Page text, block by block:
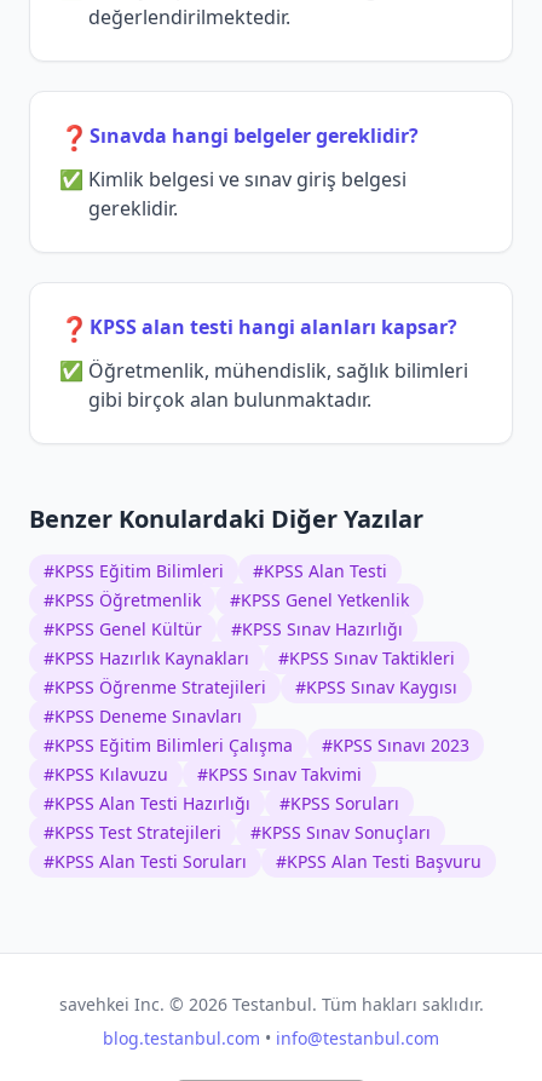
değerlendirilmektedir.
❓ Sınavda hangi belgeler gereklidir?
Kimlik belgesi ve sınav giriş belgesi
gereklidir.
❓ KPSS alan testi hangi alanları kapsar?
Öğretmenlik, mühendislik, sağlık bilimleri
gibi birçok alan bulunmaktadır.
Benzer Konulardaki Diğer Yazılar
#KPSS Eğitim Bilimleri #KPSS Alan Testi
#KPSS Öğretmenlik #KPSS Genel Yetkenlik
#KPSS Genel Kültür #KPSS Sınav Hazırlığı
#KPSS Hazırlık Kaynakları #KPSS Sınav Taktikleri
#KPSS Öğrenme Stratejileri #KPSS Sınav Kaygısı
#KPSS Deneme Sınavları
#KPSS Eğitim Bilimleri Çalışma #KPSS Sınavı 2023
#KPSS Kılavuzu #KPSS Sınav Takvimi
#KPSS Alan Testi Hazırlığı #KPSS Soruları
#KPSS Test Stratejileri #KPSS Sınav Sonuçları
#KPSS Alan Testi Soruları #KPSS Alan Testi Başvuru
savehkei Inc. © 2026Testanbul. Tüm hakları saklıdır.
blog.testanbul.com • info@testanbul.com